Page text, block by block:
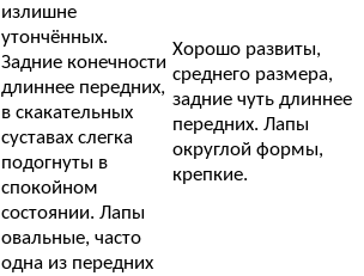
излишне
утончённых.
Задние конечности
длиннее передних,
в скакательных
суставах слегка
подогнуты в
спокойном
состоянии. Лапы
овальные, часто
одна из передних
Хорошо развиты,
среднего размера,
задние чуть длиннее
передних. Лапы
округлой формы,
крепкие.